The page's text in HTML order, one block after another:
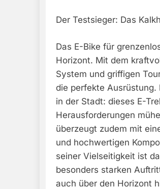
Der Testsieger: Das
Das E-Bike für
Horizont. Mit dem
System und griffigen
die perfekte
in der Stadt: dieses E-
Herausforderungen
überzeugt zudem mit
und hochwertigen
seiner Vielseitigkeit ist
besonders starken
auch über den Horizont